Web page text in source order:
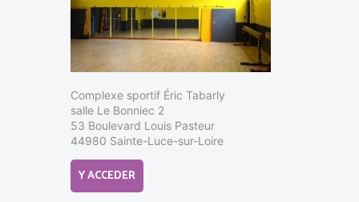
Complexe sportif Éric Tabarly
salle Le Bonniec 2
53 Boulevard Louis Pasteur
44980 Sainte-Luce-sur-Loire
Y ACCEDER